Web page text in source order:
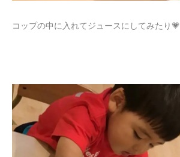
コップの中に入れてジュースにしてみたり💗